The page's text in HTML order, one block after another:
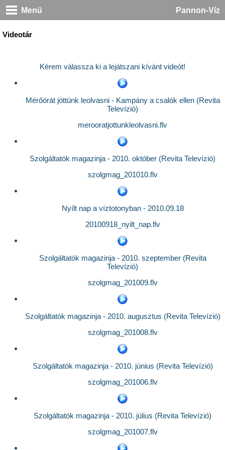
Menü Pannon-Víz
Videotár
Kérem válassza ki a lejátszani kívánt videót!
Mérőórát jöttünk leolvasni - Kampány a csalók ellen (Revita
Televízió)
merooratjottunkleolvasni.flv
Szolgáltatók magazinja - 2010. október (Revita Televízió)
szolgmag_201010.flv
Nyílt nap a víztotonyban - 2010.09.18
20100918_nyilt_nap.flv
Szolgáltatók magazinja - 2010. szeptember (Revita
Televízió)
szolgmag_201009.flv
Szolgáltatók magazinja - 2010. augusztus (Revita Televízió)
szolgmag_201008.flv
Szolgáltatók magazinja - 2010. június (Revita Televízió)
szolgmag_201006.flv
Szolgáltatók magazinja - 2010. július (Revita Televízió)
szolgmag_201007.flv